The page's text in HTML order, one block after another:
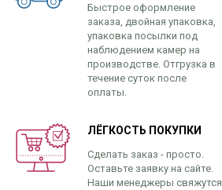
Быстрое оформление
заказа, двойная упаковка,
упаковка посылки под
наблюдением камер на
производстве. Отгрузка в
течение суток после
оплаты.
ЛЁГКОСТЬ ПОКУПКИ
Сделать заказ - просто.
Оставьте заявку на сайте.
Наши менеджеры свяжутся